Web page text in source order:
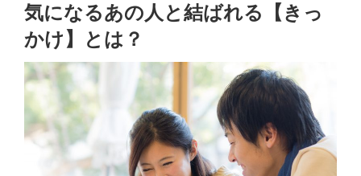
気になるあの人と結ばれる【きっ
かけ】とは？